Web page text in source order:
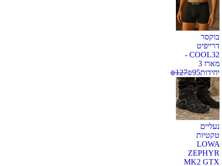
בוקסר
דרייפיט
COOL32 -
מארז 3
יחידות
₪95
₪127
נעליים
טקטיות
LOWA
ZEPHYR
MK2 GTX